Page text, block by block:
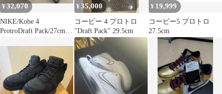
¥32,070
NIKE/Kobe 4
ProtroDraft Pack/27cm/
ナイキ/コービー4プロ
トロ/ホワイトカラー
¥35,000
コービー 4 プロトロ
"Draft Pack" 29.5cm
¥ 19,999
コービー5 プロトロ
27.5cm